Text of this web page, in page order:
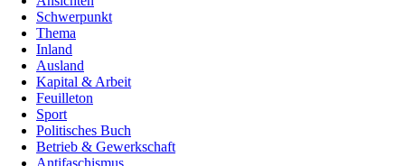
Schwerpunkt
Thema
Inland
Ausland
Kapital & Arbeit
Feuilleton
Sport
Politisches Buch
Betrieb & Gewerkschaft
Antifaschismus